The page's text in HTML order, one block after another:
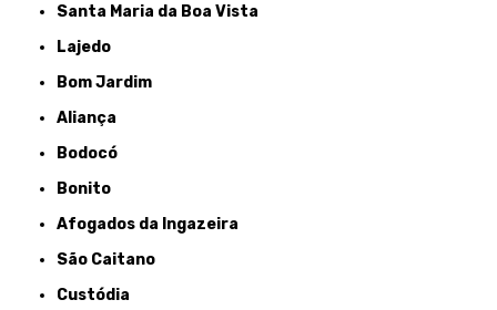
Santa Maria da Boa Vista
Lajedo
Bom Jardim
Aliança
Bodocó
Bonito
Afogados da Ingazeira
São Caitano
Custódia